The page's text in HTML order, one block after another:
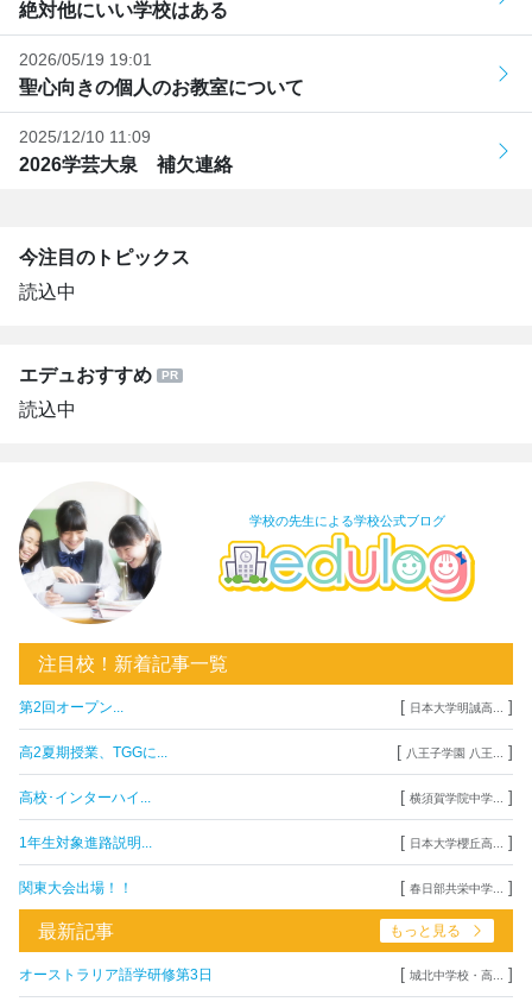
絶対他にいい学校はある
2026/05/19 19:01
聖心向きの個人のお教室について
2025/12/10 11:09
2026学芸大泉 補欠連絡
今注目のトピックス
読込中
エデュおすすめ
読込中
学校の先生による学校公式ブログ
注目校！新着記事一覧
第2回オープン... [ 日本大学明誠高... ]
高2夏期授業、TGGに... [ 八王子学園 八王... ]
高校･インターハイ... [ 横須賀学院中学... ]
1年生対象進路説明... [ 日本大学櫻丘高... ]
関東大会出場！！ [ 春日部共栄中学... ]
最新記事 もっと見る
オーストラリア語学研修第3日 [ 城北中学校・高... ]